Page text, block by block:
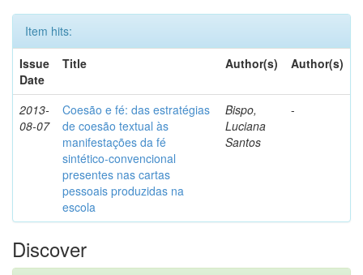
Item hits:
Issue
Date
Title Author(s) Author(s)
2013-
08-07
Coesão e fé: das estratégias
de coesão textual às
manifestações da fé
sintético-convencional
presentes nas cartas
pessoais produzidas na
escola
Bispo,
Luciana
Santos
-
Discover